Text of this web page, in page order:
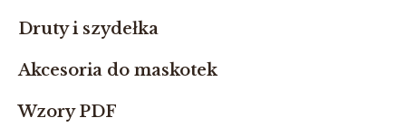
Druty i szydełka
Akcesoria do maskotek
Wzory PDF